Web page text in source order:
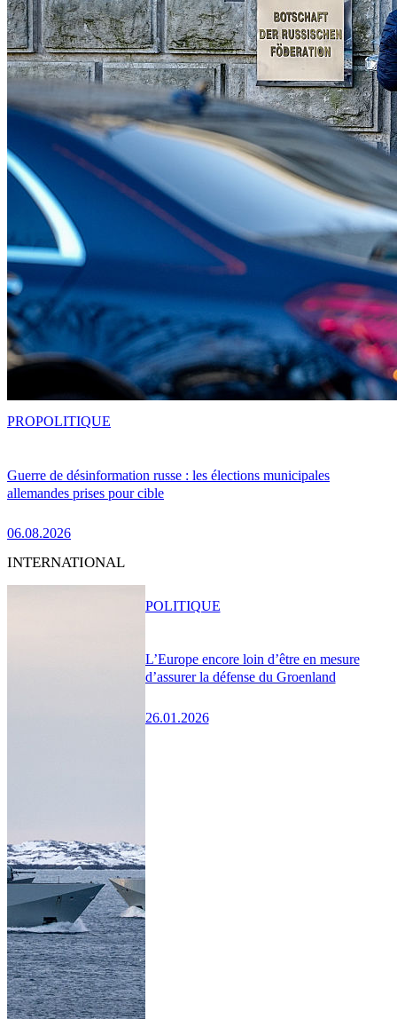
Guerre de désinformation russe : les élections municipales
allemandes prises pour cible
06.08.2026
PROPOLITIQUE
INTERNATIONAL
L’Europe encore loin d’être en mesure
d’assurer la défense du Groenland
26.01.2026
POLITIQUE